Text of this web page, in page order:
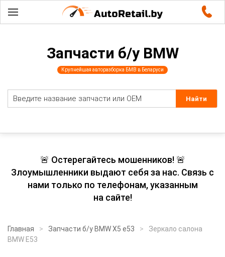
Запчасти б/у BMW
Крупнейшая авторазборка БМВ в Беларуси
🚨 Остерегайтесь мошенников! 🚨
Злоумышленники выдают себя за нас. Связь с
нами только по телефонам, указанным
на сайте!
Главная Запчасти б/у BMW X5 e53
Зеркало салона
BMW E53